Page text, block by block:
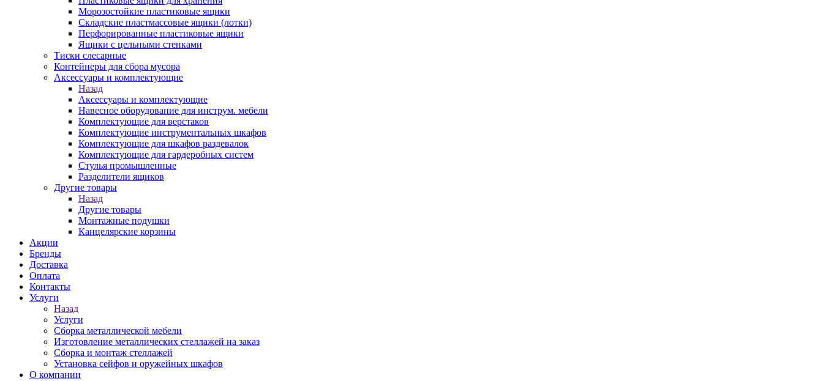
Морозостойкие пластиковые ящики
Складские пластмассовые ящики (лотки)
Перфорированные пластиковые ящики
Ящики с цельными стенками
Тиски слесарные
Контейнеры для сбора мусора
Аксессуары и комплектующие
Назад
Аксессуары и комплектующие
Навесное оборудование для инструм. мебели
Комплектующие для верстаков
Комплектующие инструментальных шкафов
Комплектующие для шкафов раздевалок
Комплектующие для гардеробных систем
Стулья промышленные
Разделители ящиков
Другие товары
Назад
Другие товары
Монтажные подушки
Канцелярские корзины
Акции
Бренды
Доставка
Оплата
Контакты
Услуги
Назад
Услуги
Сборка металлической мебели
Изготовление металлических стеллажей на заказ
Сборка и монтаж стеллажей
Установка сейфов и оружейных шкафов
О компании